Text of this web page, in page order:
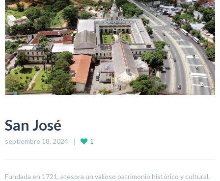
San José
septiembre 18, 2024 1
Fundada en 1721, atesora un valioso patrimonio histórico y cultural.